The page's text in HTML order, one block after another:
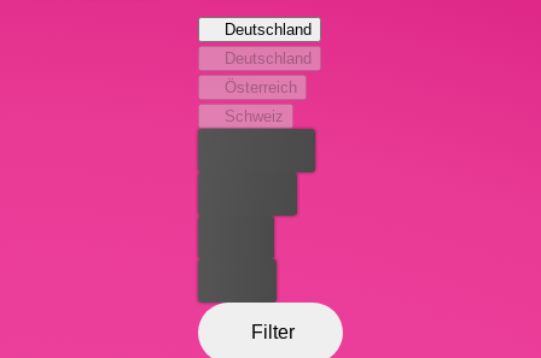
erweist sich zunächst als Fehlschlag, da die Reserven der
Bauern ebenso begrenzt sind wie der Idealismus ihrer
Helfer. Als dann aber einige Gringos doch noch ihr Herz
für die Landbevölkerung entdecken und die
Söldnermentalität über Bord werfen, geht es den
Deutschland
Deutschland
Österreich
Schweiz
Filter